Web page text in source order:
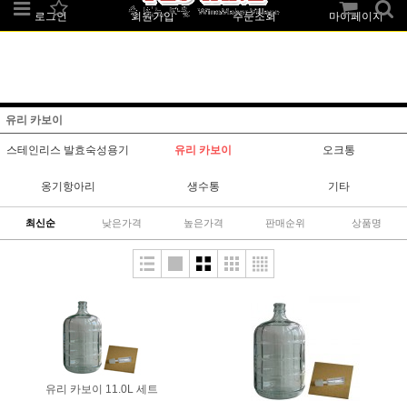
로그인 회원가입 주문조회 마이페이지
유리 카보이
스테인리스 발효숙성용기 유리 카보이 오크통
옹기항아리 생수통 기타
최신순 낮은가격 높은가격 판매순위 상품명
유리 카보이 11.0L 세트